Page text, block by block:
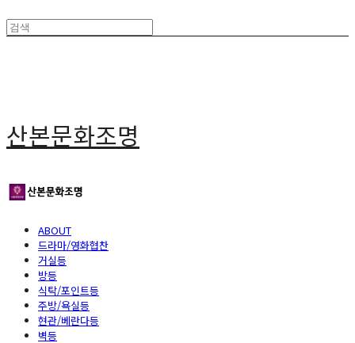
산본문화조명
ABOUT
드라마/영화협찬
거실등
방등
식탁/포인트등
주방/욕실등
현관/베란다등
벽등